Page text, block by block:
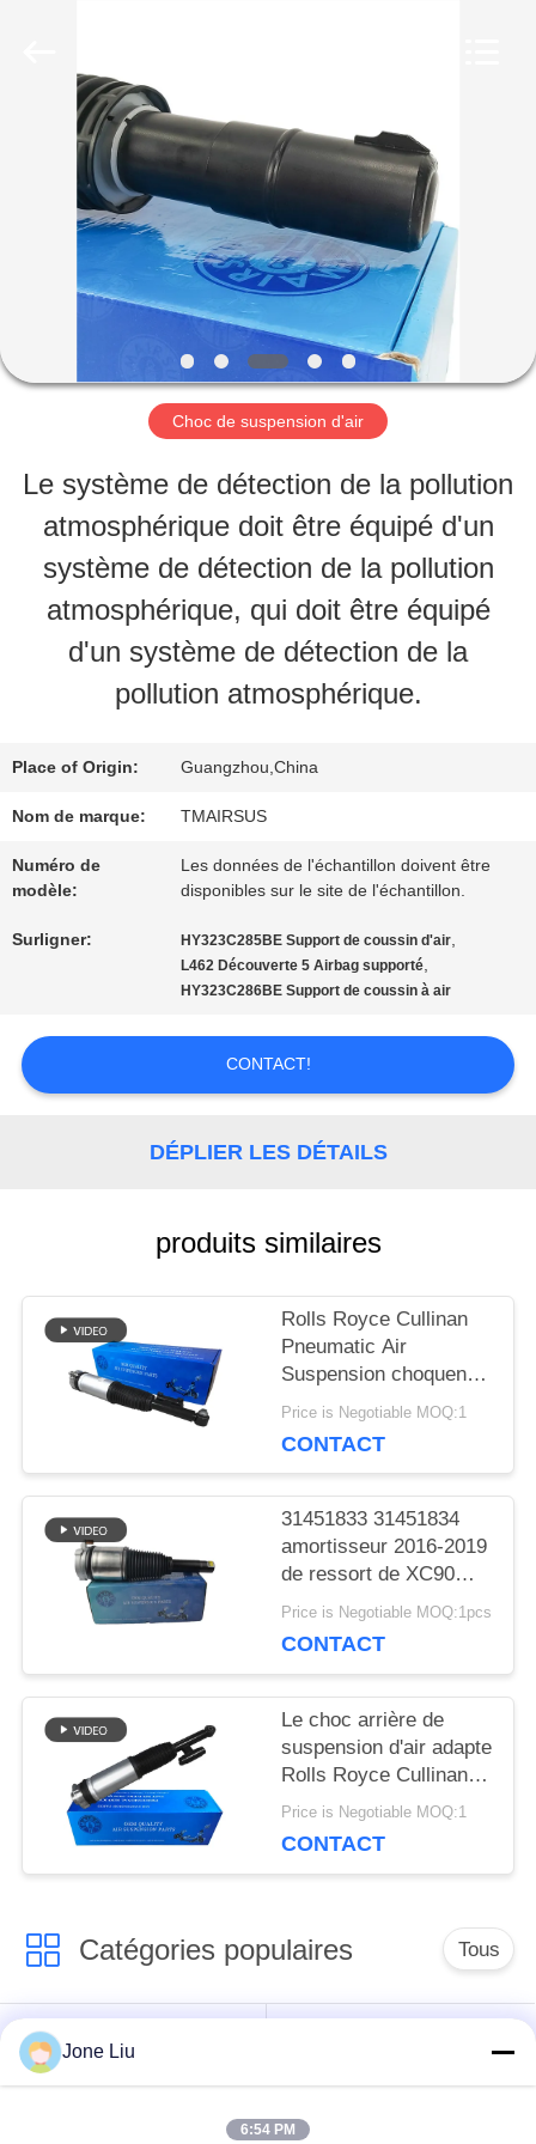
MAISON
PRODUITS
VIDÉOS
PROPOS
DE
NOUS
L'USINE
CONTRÔLE
DE
NOUS
DEMANDER
UN DEVIS
DU
SITE
INTIMITÉ
POLITIQUE
Choc de suspension d'air
Le système de détection de la pollution
atmosphérique doit être équipé d'un
système de détection de la pollution
atmosphérique, qui doit être équipé
d'un système de détection de la
pollution atmosphérique.
Place of Origin: Guangzhou,China
Nom de marque: TMAIRSUS
Numéro de
modèle:
Les données de l'échantillon doivent être
disponibles sur le site de l'échantillon.
Surligner: HY323C285BE Support de coussin d'air,
L462 Découverte 5 Airbag supporté,
HY323C286BE Support de coussin à air
CONTACT!
DÉPLIER LES DÉTAILS
produits similaires
Rolls Royce Cullinan
Pneumatic Air
Suspension choquent
Rhésus 37106878226
37106878225
Price is Negotiable MOQ:1
CONTACT
31451833 31451834
amortisseur 2016-2019
de ressort de XC90
Front Right Air Strut Air
Price is Negotiable MOQ:1pcs
CONTACT
Le choc arrière de
suspension d'air adapte
Rolls Royce Cullinan
37106878225
Price is Negotiable MOQ:1
CONTACT
Catégories populaires Tous
Choc de suspension
d'air
Jone Liu
6:54 PM